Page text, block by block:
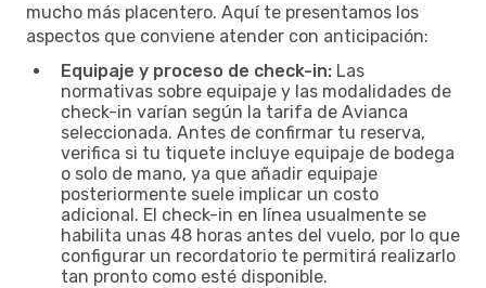
mucho más placentero. Aquí te presentamos los
aspectos que conviene atender con anticipación:
Equipaje y proceso de check-in: Las
normativas sobre equipaje y las modalidades de
check-in varían según la tarifa de Avianca
seleccionada. Antes de confirmar tu reserva,
verifica si tu tiquete incluye equipaje de bodega
o solo de mano, ya que añadir equipaje
posteriormente suele implicar un costo
adicional. El check-in en línea usualmente se
habilita unas 48 horas antes del vuelo, por lo que
configurar un recordatorio te permitirá realizarlo
tan pronto como esté disponible.